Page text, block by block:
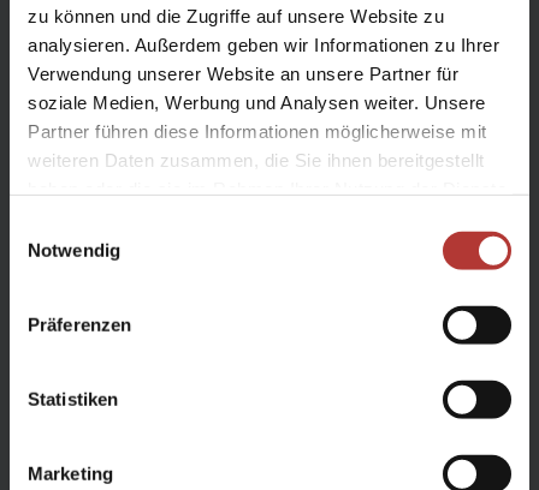
zu können und die Zugriffe auf unsere Website zu
analysieren. Außerdem geben wir Informationen zu Ihrer
Verwendung unserer Website an unsere Partner für
soziale Medien, Werbung und Analysen weiter. Unsere
Partner führen diese Informationen möglicherweise mit
weiteren Daten zusammen, die Sie ihnen bereitgestellt
Notwendig
Präferenzen
Statistiken
Marketing
Reiten und Erleben
Reittour in Island 8 Tage/ 6 Reittage
Dauer
Reisethema